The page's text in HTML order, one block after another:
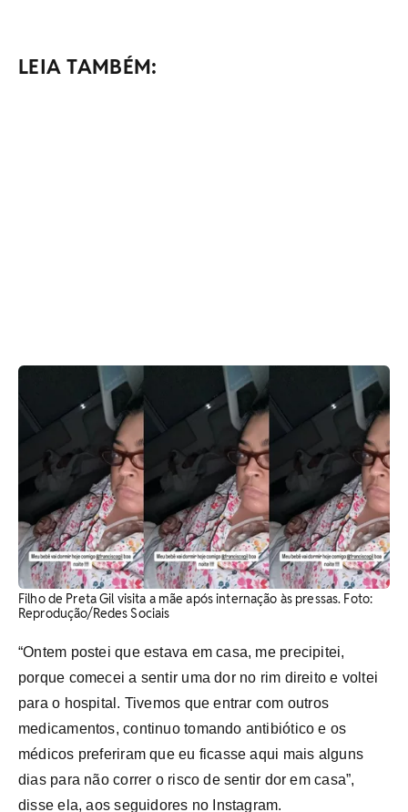
LEIA TAMBÉM:
Filho de Preta Gil visita a mãe após internação às pressas. Foto:
Reprodução/Redes Sociais
“Ontem postei que estava em casa, me precipitei,
porque comecei a sentir uma dor no rim direito e voltei
para o hospital. Tivemos que entrar com outros
medicamentos, continuo tomando antibiótico e os
médicos preferiram que eu ficasse aqui mais alguns
dias para não correr o risco de sentir dor em casa”,
disse ela, aos seguidores no Instagram.